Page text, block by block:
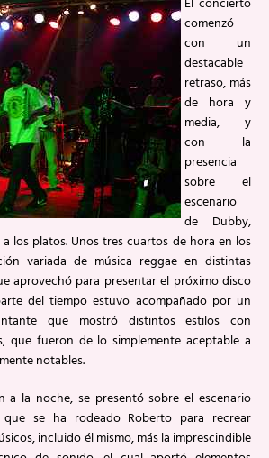
comenzó
con un
destacable
retraso, más
de hora y
media, y
con la
presencia
sobre el
escenario
de Dubby,
los platos. Unos tres cuartos de hora en los
variada de música reggae en distintas
aprovechó para presentar el próximo disco
del tiempo estuvo acompañado por un
que mostró distintos estilos con
que fueron de lo simplemente aceptable a
notables.
a la noche, se presentó sobre el escenario
se ha rodeado Roberto para recrear
incluido él mismo, más la imprescindible